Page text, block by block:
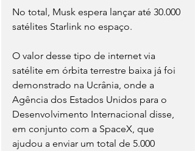
No total, Musk espera lançar até 30.000
satélites Starlink no espaço.
O valor desse tipo de internet via
satélite em órbita terrestre baixa já foi
demonstrado na Ucrânia, onde a
Agência dos Estados Unidos para o
Desenvolvimento Internacional disse,
em conjunto com a SpaceX, que
ajudou a enviar um total de 5.000